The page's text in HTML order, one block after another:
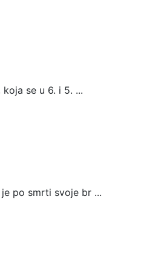
se u 6. i 5. ...
je po smrti svoje br ...